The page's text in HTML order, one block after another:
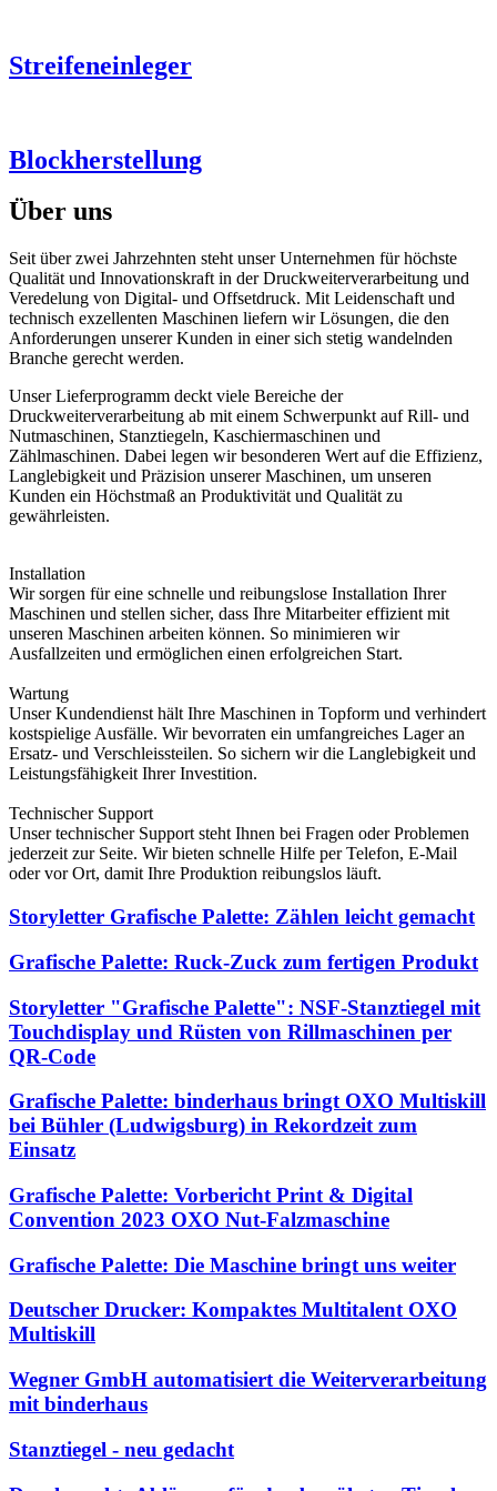
Streifeneinleger
Blockherstellung
Über uns
Seit über zwei Jahrzehnten steht unser Unternehmen für höchste
Qualität und Innovationskraft in der Druckweiterverarbeitung und
Veredelung von Digital- und Offsetdruck. Mit Leidenschaft und
technisch exzellenten Maschinen liefern wir Lösungen, die den
Anforderungen unserer Kunden in einer sich stetig wandelnden
Branche gerecht werden.
Unser Lieferprogramm deckt viele Bereiche der
Druckweiterverarbeitung ab mit einem Schwerpunkt auf Rill- und
Nutmaschinen, Stanztiegeln, Kaschiermaschinen und
Zählmaschinen. Dabei legen wir besonderen Wert auf die Effizienz,
Langlebigkeit und Präzision unserer Maschinen, um unseren
Kunden ein Höchstmaß an Produktivität und Qualität zu
gewährleisten.
Installation
Wir sorgen für eine schnelle und reibungslose Installation Ihrer
Maschinen und stellen sicher, dass Ihre Mitarbeiter effizient mit
unseren Maschinen arbeiten können. So minimieren wir
Ausfallzeiten und ermöglichen einen erfolgreichen Start.
Wartung
Unser Kundendienst hält Ihre Maschinen in Topform und verhindert
kostspielige Ausfälle. Wir bevorraten ein umfangreiches Lager an
Ersatz- und Verschleissteilen. So sichern wir die Langlebigkeit und
Leistungsfähigkeit Ihrer Investition.
Technischer Support
Unser technischer Support steht Ihnen bei Fragen oder Problemen
jederzeit zur Seite. Wir bieten schnelle Hilfe per Telefon, E-Mail
oder vor Ort, damit Ihre Produktion reibungslos läuft.
Storyletter Grafische Palette: Zählen leicht gemacht
Grafische Palette: Ruck-Zuck zum fertigen Produkt
Storyletter "Grafische Palette": NSF-Stanztiegel mit
Touchdisplay und Rüsten von Rillmaschinen per
QR-Code
Grafische Palette: binderhaus bringt OXO Multiskill
bei Bühler (Ludwigsburg) in Rekordzeit zum
Einsatz
Grafische Palette: Vorbericht Print & Digital
Convention 2023 OXO Nut-Falzmaschine
Grafische Palette: Die Maschine bringt uns weiter
Deutscher Drucker: Kompaktes Multitalent OXO
Multiskill
Wegner GmbH automatisiert die Weiterverarbeitung
mit binderhaus
Stanztiegel - neu gedacht